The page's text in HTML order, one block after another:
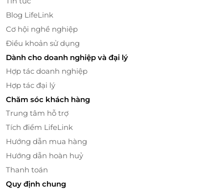
nghiệp
Hỷ Phụng Viên có không gian được thiết kế tinh tế,
đậm chất Trung Hoa với các yếu tố trang trí truyền
thống như đèn lồng đỏ, bàn ghế gỗ cổ điển, và các
tranh ảnh liên quan đến văn hóa Trung Quốc. Điều
này không chỉ tạo nên một bầu không khí ấm cúng
mà còn giúp thực khách cảm nhận được sự chân
thật của nền ẩm thực Trung Hoa. Cùng đội ngũ
nhân viên tận tình và chuyên nghiệp sẽ luôn sẵn
sàng phục vụ bạn, đảm bảo rằng mỗi bữa ăn tại đây
đều trở nên đặc biệt.
Blog LifeLink
Cơ hội nghề nghiệp
Điều khoản sử dụng
Dành cho doanh nghiệp và đại lý
Hợp tác doanh nghiệp
Hợp tác đại lý
Chăm sóc khách hàng
Trung tâm hỗ trợ
Tích điểm LifeLink
Hướng dẫn mua hàng
Hướng dẫn hoàn huỷ
Thanh toán
Quy định chung